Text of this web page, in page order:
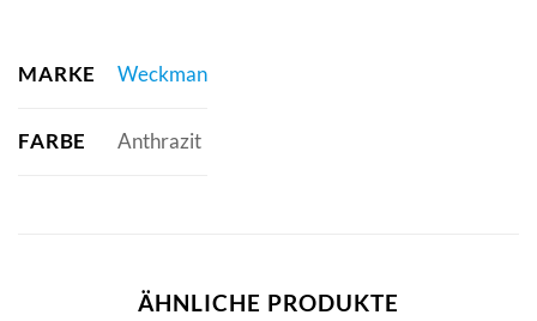
MARKE Weckman
FARBE Anthrazit
ÄHNLICHE PRODUKTE